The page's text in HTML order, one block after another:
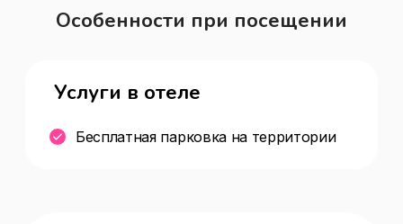
Особенности при посещении
Услуги в отеле
Бесплатная парковка на территории